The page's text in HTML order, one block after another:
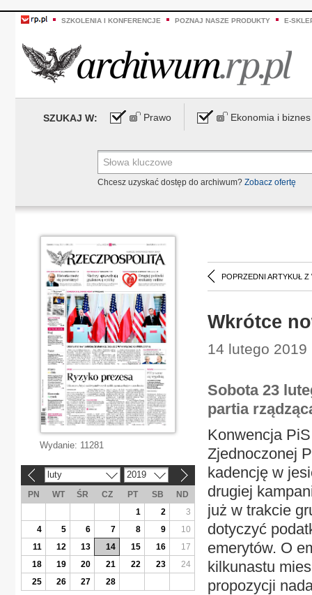
SZKOLENIA I KONFERENCJE POZNAJ NASZE PRODUKTY E-
SZUKAJ W: Prawo Ekonomia i biznes
Chcesz uzyskać dostęp do archiwum? Zobacz ofertę
POPRZEDNI ARTYKUŁ Z
Wkrótce
14 lutego 2019
Sobota 23
partia
Konwencja
Zjednoczonej
kadencję w
drugiej
już w trakcie
dotyczyć
emerytów. O
kilkunastu
propozycji
Wydanie: 11281
luty 2019
PN WT ŚR CZ PT SB
ND
1
2
3
4
5 6 7 8 9
10
11
12 13 14 15 16
17
18
19 20 21 22 23
24
25
26 27 28